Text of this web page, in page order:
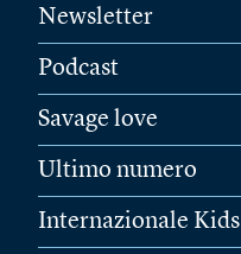
Newsletter
Podcast
Savage love
Ultimo numero
Internazionale Kids